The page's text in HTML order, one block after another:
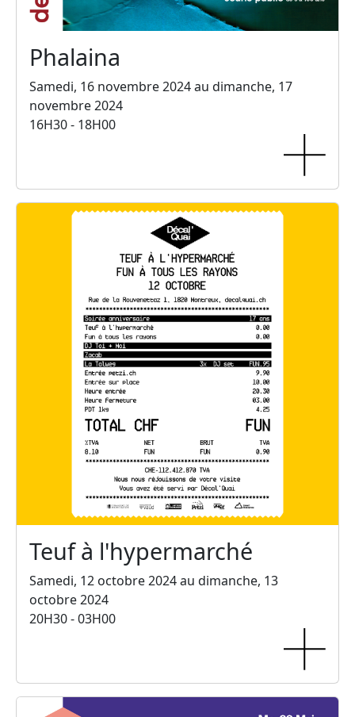
Phalaina
Samedi, 16 novembre 2024 au dimanche, 17
novembre 2024
16H30 - 18H00
Teuf à l'hypermarché
Samedi, 12 octobre 2024 au dimanche, 13
octobre 2024
20H30 - 03H00